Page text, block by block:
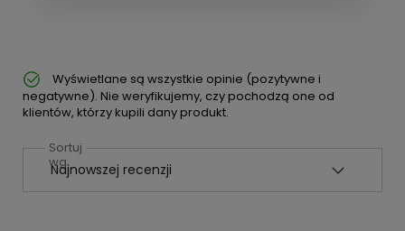
Wyświetlane są wszystkie opinie (pozytywne i
negatywne). Nie weryfikujemy, czy pochodzą one od
klientów, którzy kupili dany produkt.
Sortuj
wg